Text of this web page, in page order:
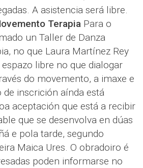
A asistencia será libre.
Terapia Para o
un Taller de Danza
no que Laura Martínez Rey
libre no que dialogar
do movemento, a imaxe e
de inscrición aínda está
aceptación que está a recibir
que se desenvolva en dúas
e pola tarde, segundo
Maica Ures. O obradoiro é
poden informarse no